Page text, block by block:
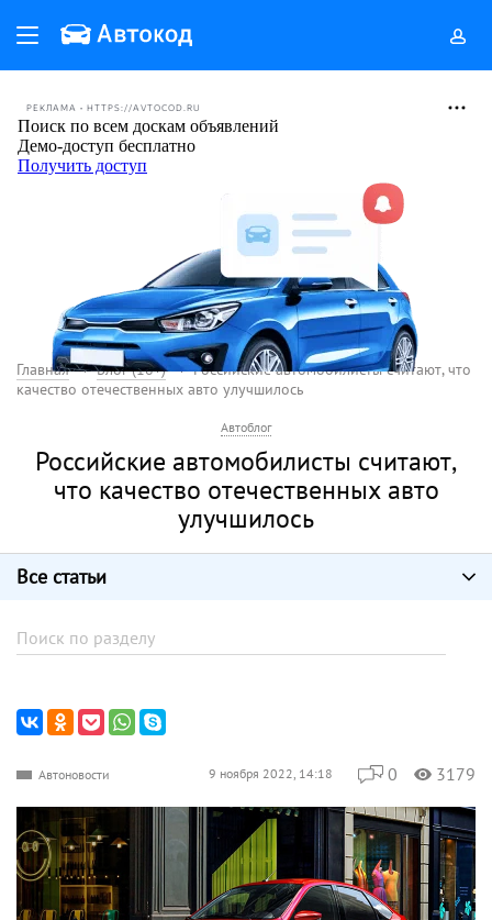
РЕКЛАМА • HTTPS://AVTOCOD.RU
Главная Блог (18+)
Российские автомобилисты считают, что
качество отечественных авто улучшилось
Автоблог
Российские автомобилисты считают,
что качество отечественных авто
улучшилось
Все статьи
Автоновости 9 ноября 2022, 14:18 0 3179